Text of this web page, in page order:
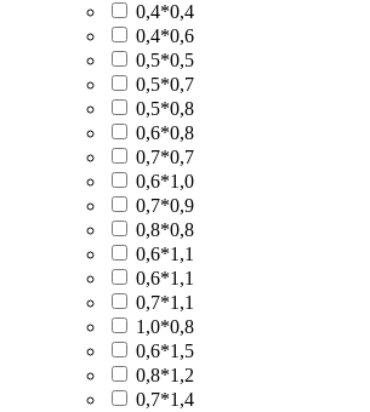
0,4*0,4
0,4*0,6
0,5*0,5
0,5*0,7
0,5*0,8
0,6*0,8
0,7*0,7
0,6*1,0
0,7*0,9
0,8*0,8
0,6*1,1
0,6*1,1
0,7*1,1
1,0*0,8
0,6*1,5
0,8*1,2
0,7*1,4